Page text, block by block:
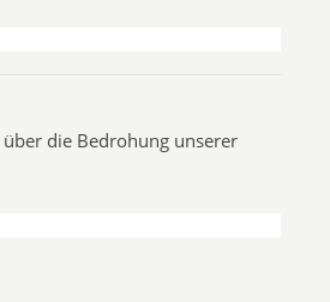
die Bedrohung unserer